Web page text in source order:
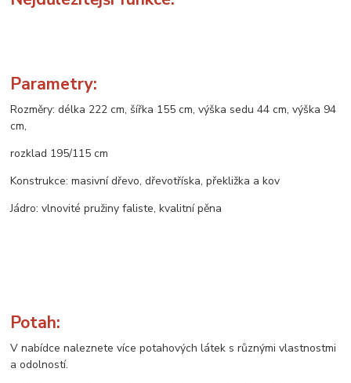
Parametry:
Rozměry: délka 222 cm, šířka 155 cm, výška sedu 44 cm, výška 94
cm,
rozklad 195/115 cm
Konstrukce: masivní dřevo, dřevotříska, překližka a kov
Jádro: vlnovité pružiny faliste, kvalitní pěna
Potah:
V nabídce naleznete více potahových látek s různými vlastnostmi
a odolností.